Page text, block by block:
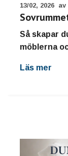
13/02, 2026 av
Så skapar
möblerna
Läs mer